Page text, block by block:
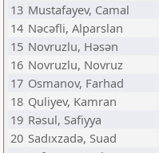
13 Mustafayev, Camal
14 Nəcəfli, Alparslan
15 Novruzlu, Həsən
16 Novruzlu, Novruz
17 Osmanov, Farhad
18 Quliyev, Kamran
19 Rəsul, Safiyya
20 Sadıxzadə, Suad